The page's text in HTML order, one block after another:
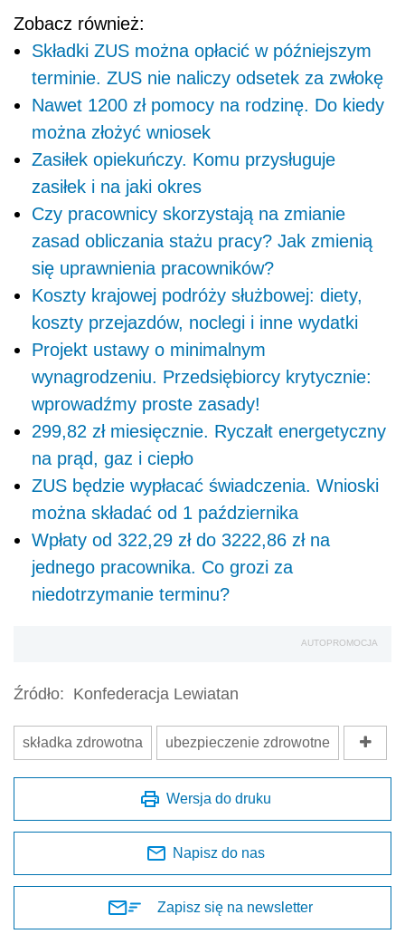
Zobacz również:
Składki ZUS można opłacić w późniejszym
terminie. ZUS nie naliczy odsetek za zwłokę
Nawet 1200 zł pomocy na rodzinę. Do kiedy
można złożyć wniosek
Zasiłek opiekuńczy. Komu przysługuje
zasiłek i na jaki okres
Czy pracownicy skorzystają na zmianie
zasad obliczania stażu pracy? Jak zmienią
się uprawnienia pracowników?
Koszty krajowej podróży służbowej: diety,
koszty przejazdów, noclegi i inne wydatki
Projekt ustawy o minimalnym
wynagrodzeniu. Przedsiębiorcy krytycznie:
wprowadźmy proste zasady!
299,82 zł miesięcznie. Ryczałt energetyczny
na prąd, gaz i ciepło
ZUS będzie wypłacać świadczenia. Wnioski
można składać od 1 października
Wpłaty od 322,29 zł do 3222,86 zł na
jednego pracownika. Co grozi za
niedotrzymanie terminu?
AUTOPROMOCJA
Źródło: Konfederacja Lewiatan
składka zdrowotna ubezpieczenie zdrowotne
Wersja do druku
Napisz do nas
Zapisz się na newsletter